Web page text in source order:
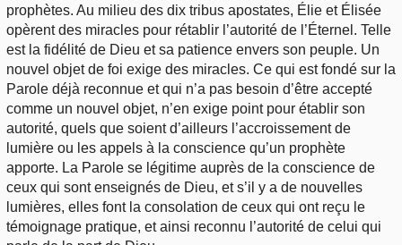
prophètes. Au milieu des dix tribus apostates, Élie et Élisée
opèrent des miracles pour rétablir l’autorité de l’Éternel. Telle
est la fidélité de Dieu et sa patience envers son peuple. Un
nouvel objet de foi exige des miracles. Ce qui est fondé sur la
Parole déjà reconnue et qui n’a pas besoin d’être accepté
comme un nouvel objet, n’en exige point pour établir son
autorité, quels que soient d’ailleurs l’accroissement de
lumière ou les appels à la conscience qu’un prophète
apporte. La Parole se légitime auprès de la conscience de
ceux qui sont enseignés de Dieu, et s’il y a de nouvelles
lumières, elles font la consolation de ceux qui ont reçu le
témoignage pratique, et ainsi reconnu l’autorité de celui qui